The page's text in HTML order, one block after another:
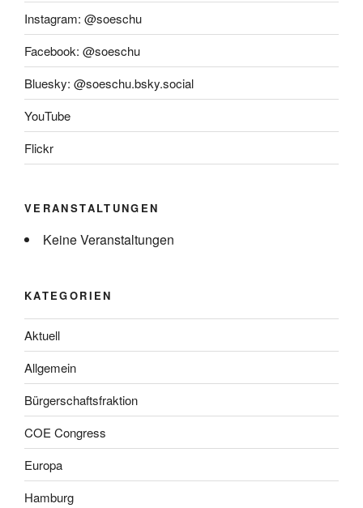
Instagram: @soeschu
Facebook: @soeschu
Bluesky: @soeschu.bsky.social
YouTube
Flickr
VERANSTALTUNGEN
Keine Veranstaltungen
KATEGORIEN
Aktuell
Allgemein
Bürgerschaftsfraktion
COE Congress
Europa
Hamburg